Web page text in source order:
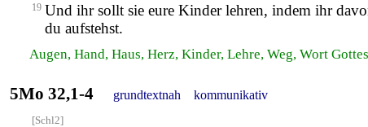
19 Und ihr sollt sie eure Kinder lehren, indem ihr
du aufstehst.
Augen, Hand, Haus, Herz, Kinder, Lehre, Weg, Wort
5Mo 32,1-4 grundtextnah kommunikativ
[Schl2]